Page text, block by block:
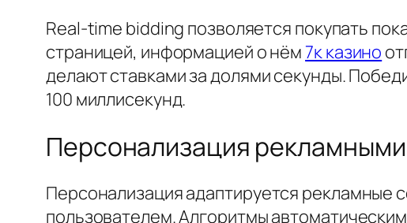
Real-time bidding позволяется покупать
страницей, информацией о нём7к казино
делают ставками за долями секунды.
100 миллисекунд.
Персонализация
Персонализация адаптируется рекламные
пользователем. Алгоритмы